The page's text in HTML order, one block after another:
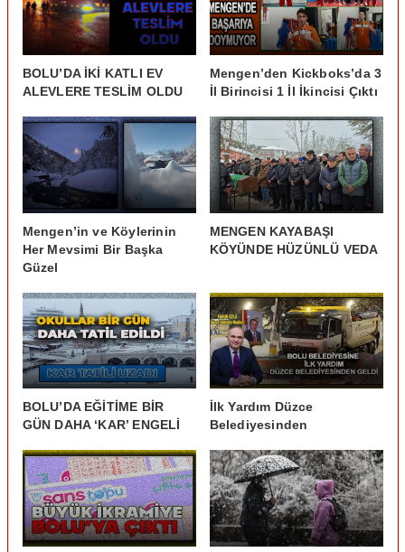
BOLU’DA İKİ KATLI EV
ALEVLERE TESLİM OLDU
Mengen’den Kickboks’da 3
İl Birincisi 1 İl İkincisi Çıktı
Mengen’in ve Köylerinin
Her Mevsimi Bir Başka
Güzel
MENGEN KAYABAŞI
KÖYÜNDE HÜZÜNLÜ VEDA
BOLU’DA EĞİTİME BİR
GÜN DAHA ‘KAR’ ENGELİ
İlk Yardım Düzce
Belediyesinden